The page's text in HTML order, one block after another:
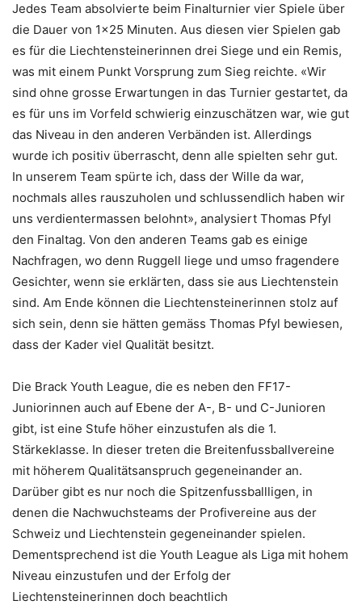
Jedes Team absolvierte beim Finalturnier vier Spiele über
die Dauer von 1×25 Minuten. Aus diesen vier Spielen gab
es für die Liechtensteinerinnen drei Siege und ein Remis,
was mit einem Punkt Vorsprung zum Sieg reichte. «Wir
sind ohne grosse Erwartungen in das Turnier gestartet, da
es für uns im Vorfeld schwierig einzuschätzen war, wie gut
das Niveau in den anderen Verbänden ist. Allerdings
wurde ich positiv überrascht, denn alle spielten sehr gut.
In unserem Team spürte ich, dass der Wille da war,
nochmals alles rauszuholen und schlussendlich haben wir
uns verdientermassen belohnt», analysiert Thomas Pfyl
den Finaltag. Von den anderen Teams gab es einige
Nachfragen, wo denn Ruggell liege und umso fragendere
Gesichter, wenn sie erklärten, dass sie aus Liechtenstein
sind. Am Ende können die Liechtensteinerinnen stolz auf
sich sein, denn sie hätten gemäss Thomas Pfyl bewiesen,
dass der Kader viel Qualität besitzt.
Die Brack Youth League, die es neben den FF17-
Juniorinnen auch auf Ebene der A-, B- und C-Junioren
gibt, ist eine Stufe höher einzustufen als die 1.
Stärkeklasse. In dieser treten die Breitenfussballvereine
mit höherem Qualitätsanspruch gegeneinander an.
Darüber gibt es nur noch die Spitzenfussballligen, in
denen die Nachwuchsteams der Profivereine aus der
Schweiz und Liechtenstein gegeneinander spielen.
Dementsprechend ist die Youth League als Liga mit hohem
Niveau einzustufen und der Erfolg der
Liechtensteinerinnen doch beachtlich